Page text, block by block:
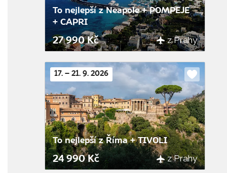
To nejlepší z Neapole + POMPEJE
+ CAPRI
27 990 Kč z Prahy
17. – 21. 9. 2026
Do
oblíbených
To nejlepší z Říma + TIVOLI
24 990 Kč z Prahy